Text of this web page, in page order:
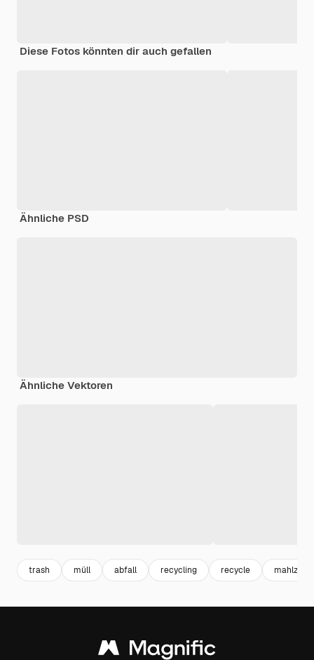
Diese Fotos könnten dir auch gefallen
Ähnliche PSD
Ähnliche Vektoren
trash müll abfall recycling recycle mahlzeit